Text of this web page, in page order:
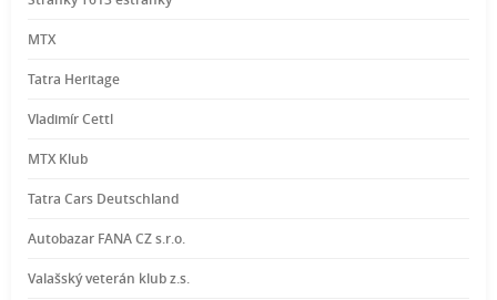
MTX
Tatra Heritage
Vladimír Cettl
MTX Klub
Tatra Cars Deutschland
Autobazar FANA CZ s.r.o.
Valašský veterán klub z.s.